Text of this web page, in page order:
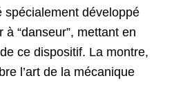
spécialement développé
“danseur”, mettant en
ce dispositif. La montre,
l’art de la mécanique